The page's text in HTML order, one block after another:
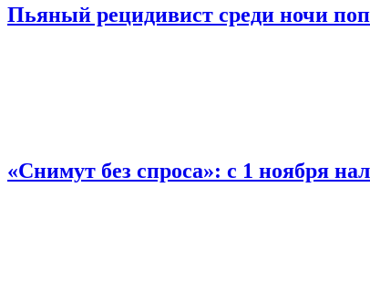
Пьяный рецидивист среди ночи
«Снимут без спроса»: с 1 ноября